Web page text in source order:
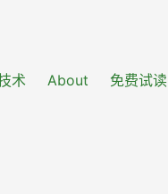
术 About 免费试读